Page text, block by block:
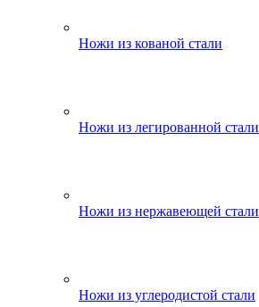
Ножи из кованой стали
Ножи из легированной стали
Ножи из нержавеющей стали
Ножи из углеродистой стали